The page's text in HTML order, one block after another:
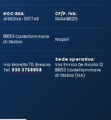
ROC:
41663
REA:
NA-1107749
CF/P. IVA:
10464981215
80053 Castellammare
di Stabia
Napoli
Via Moretto 70, Brescia
Tel.030 3758858
Sede operativa:
Via Enrico De Nicola 12
80053 Castellammare
di Stabia (NA)